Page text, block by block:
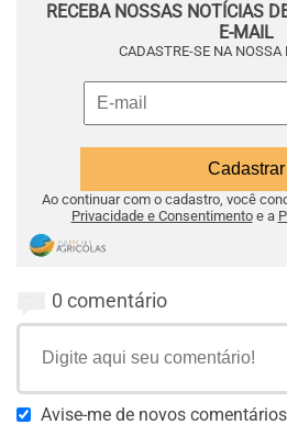
RECEBA NOSSAS NOTÍCIAS
E-MAIL
CADASTRE-SE NA NOSSA
Ao continuar com o cadastro, você
Privacidade e Consentimentoe a
0 comentário
Avise-me de novos comentários